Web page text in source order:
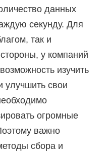
данных
секунду. Для
так и
у компаний
изучить
улучшить свои
огромные
важно
сбора и